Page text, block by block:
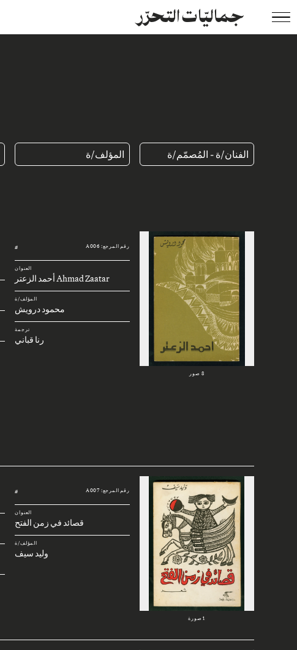
جماليّات التحرّر
الفنان/ة - المُصمّم/ة المؤلف/ة
رقم المرجع: A006 #
العنوان
Ahmad Zaatar أحمد الزعتر
المؤلف/ة
محمود درويش
ترجمة
رنا قباني
8 صور
رقم المرجع: A007 #
العنوان
قصائد في زمن الفتح
المؤلف/ة
وليد سيف
1 صورة